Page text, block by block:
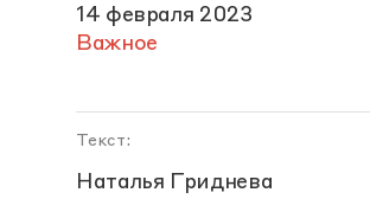
14 февраля 2023
Важное
Текст:
Наталья Гриднева